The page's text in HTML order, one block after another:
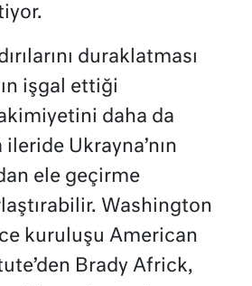
duraklatması
işgal ettiği
daha da
Ukrayna’nın
ele geçirme
Washington
kuruluşu American
Brady Africk,